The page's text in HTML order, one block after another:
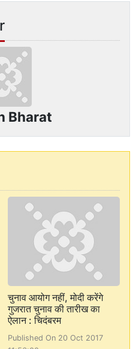
Bharat
चुनाव आयोग नहीं, मोदी करेंगे
गुजरात चुनाव की तारीख का
ऐलान : चिदंबरम
Published On 20 Oct 2017